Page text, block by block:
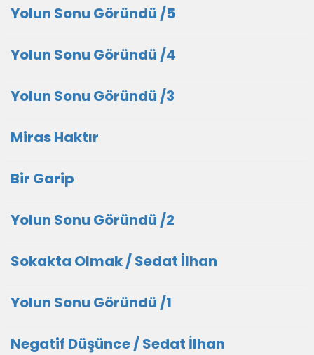
Yolun Sonu Göründü /5
Yolun Sonu Göründü /4
Yolun Sonu Göründü /3
Miras Haktır
Bir Garip
Yolun Sonu Göründü /2
Sokakta Olmak / Sedat İlhan
Yolun Sonu Göründü /1
Negatif Düşünce / Sedat İlhan